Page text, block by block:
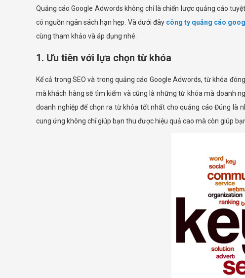
Quảng cáo Google Adwords không chỉ là chiến lược quảng cáo
có nguồn ngân sách hạn hẹp. Và dưới đây công ty quảng cáo
cùng tham khảo và áp dụng nhé.
1. Ưu tiên với lựa chọn từ khóa
Kể cả trong SEO và trong quảng cáo Google Adwords, từ khóa
mà khách hàng sẽ tìm kiếm và cũng là những từ khóa mà doanh
doanh nghiệp để chọn ra từ khóa tốt nhất cho quảng cáo Đúng là
cung ứng không chỉ giúp bạn thu được hiệu quả cao mà còn giúp